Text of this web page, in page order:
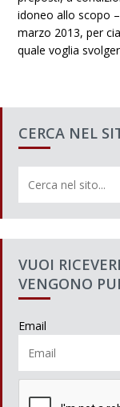
idoneo allo scopo
marzo 2013, per
quale voglia
CERCA NEL
VUOI
VENGONO
Email